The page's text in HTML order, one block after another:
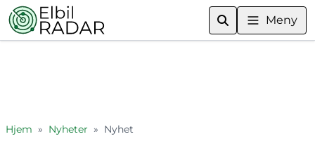
Meny
Hjem » Nyheter » Nyhet